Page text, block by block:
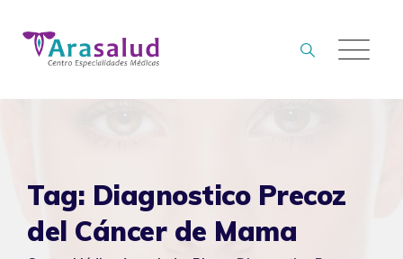
content
Tag: Diagnostico Precoz
del Cáncer de Mama